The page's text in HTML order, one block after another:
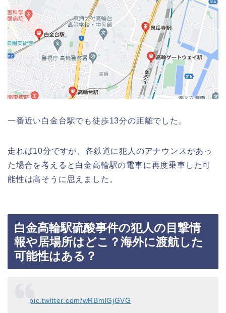
一番近い白金台駅でも徒歩13分の距離でした。
走れば10分ですが、各鉄道に犯人のアナウンスがあっ
た場合を考えると白金高輪駅の電車に再度乗車した可
能性は高そうに思えました。
白金高輪駅硫酸事件の犯人の目撃情
報や居場所はどこ？海外に渡航した
可能性はある？
pic.twitter.com/wRBmlGjGVG